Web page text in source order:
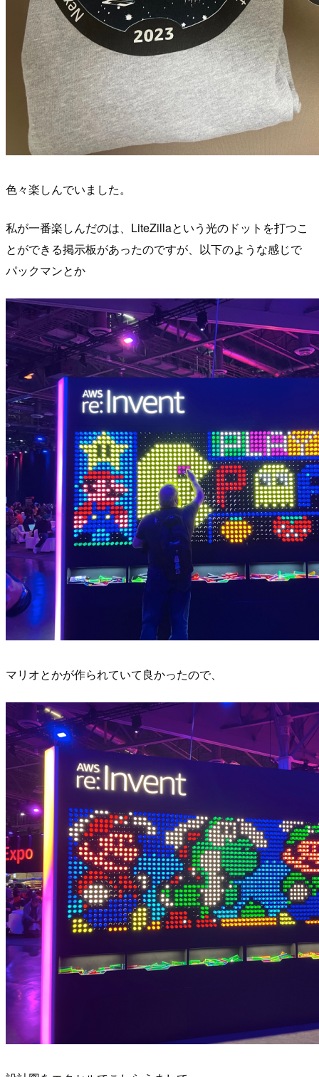
色々楽しんでいました。
私が一番楽しんだのは、LiteZillaという光のドットを打つこ
とができる掲示板があったのですが、以下のような感じで
パックマンとか
マリオとかが作られていて良かったので、